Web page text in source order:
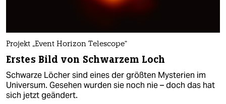
Projekt „Event Horizon Telescope“
Erstes Bild von Schwarzem Loch
Schwarze Löcher sind eines der größten Mysterien im
Universum. Gesehen wurden sie noch nie – doch das hat
sich jetzt geändert.